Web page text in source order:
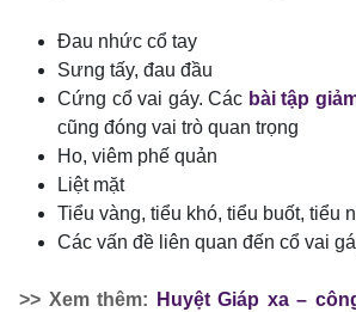
Đau nhức cổ tay
Sưng tấy, đau đầu
Cứng cổ vai gáy. Các bài tập
cũng đóng vai trò quan trọng
Ho, viêm phế quản
Liệt mặt
Tiểu vàng, tiểu khó, tiểu buốt, tiểu
Các vấn đề liên quan đến cổ vai
>> Xem thêm:
Huyệt Giáp xa –